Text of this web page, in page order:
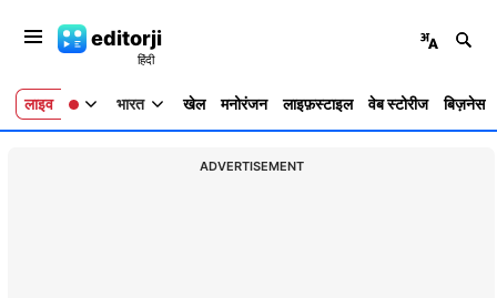
editorji
लाइव भारत खेल मनोरंजन लाइफ़स्टाइल वेब स्टोरीज बिज़नेस
ADVERTISEMENT